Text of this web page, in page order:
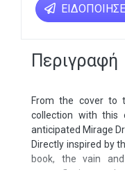
Περιγραφή
From the cover to
collection with this
anticipated Mirage
Directly inspired by
book, the vain
camouflaging
mastery of illusion